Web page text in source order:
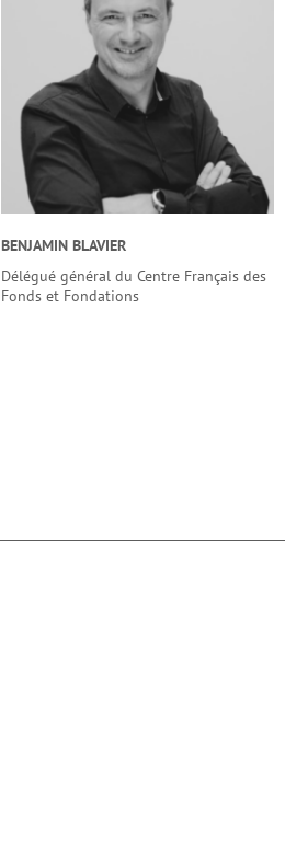
BENJAMIN BLAVIER
Délégué général du Centre Français des
Fonds et Fondations